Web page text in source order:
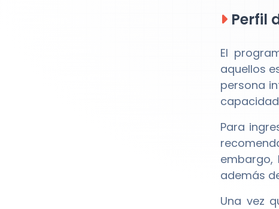
Perfil
El
aquellos
persona
Para
embargo,
además
Una vez